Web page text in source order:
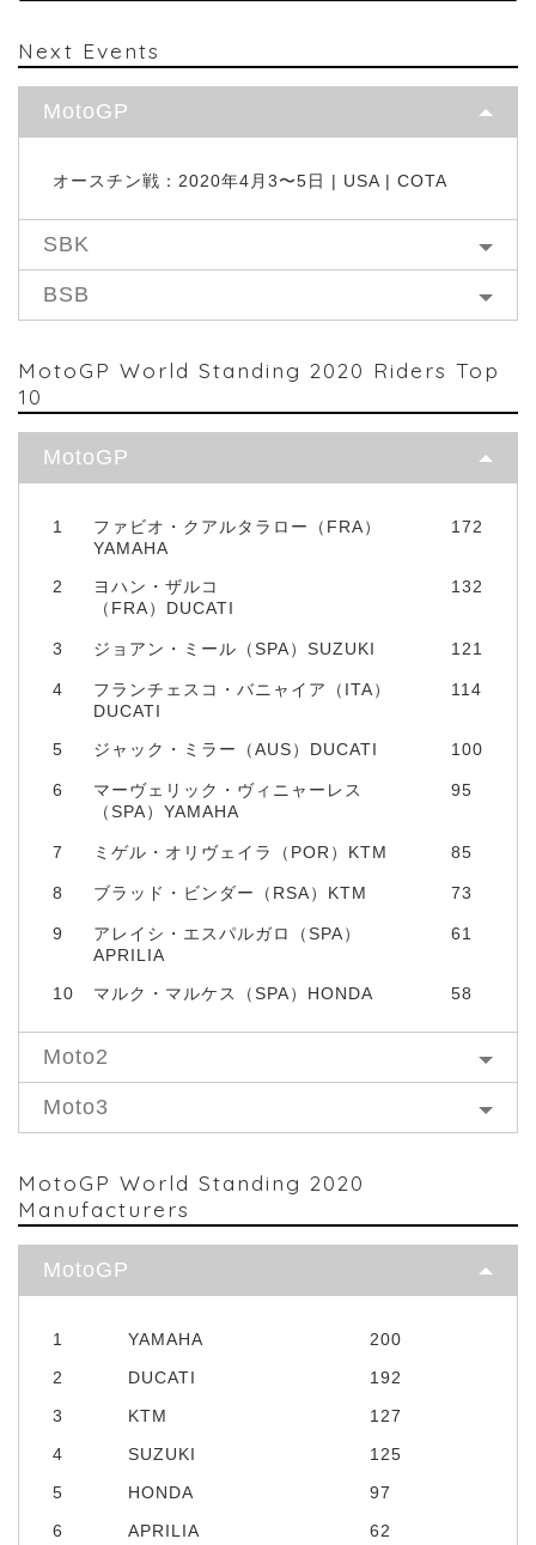
Next Events
MotoGP
オースチン戦：2020年4月3〜5日 | USA | COTA
SBK
BSB
MotoGP World Standing 2020 Riders Top
10
MotoGP
1
ファビオ・クアルタラロー（FRA）
YAMAHA
172
2
ヨハン・ザルコ
（FRA）DUCATI
132
3 ジョアン・ミール（SPA）SUZUKI 121
4
フランチェスコ・バニャイア（ITA）
DUCATI
114
5 ジャック・ミラー（AUS）DUCATI 100
6
マーヴェリック・ヴィニャーレス
（SPA）YAMAHA
95
7 ミゲル・オリヴェイラ（POR）KTM 85
8 ブラッド・ビンダー（RSA）KTM 73
9
アレイシ・エスパルガロ（SPA）
APRILIA
61
10 マルク・マルケス（SPA）HONDA 58
Moto2
Moto3
MotoGP World Standing 2020
Manufacturers
MotoGP
1 YAMAHA
200
2
DUCATI
192
3
KTM
127
4
SUZUKI
125
5
HONDA
97
6
APRILIA 62